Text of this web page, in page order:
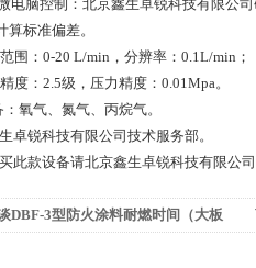
电脑控制：北京鑫生卓锐科技有限公
算标准偏差。
围：0-20 L/min，分辨率：0.1L/min；
度：2.5级，压力精度：0.01Mpa。
氧气、氮气、丙烷气。
卓锐科技有限公司技术服务部。
此款设备请北京鑫生卓锐科技有限公司
DBF-3型防火涂料耐燃时间（大板